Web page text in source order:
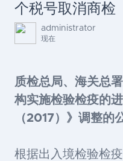
个税号取消商检
administrator
现在
质检总局、海关总
构实施检验检疫的
（2017）》调整的
根据出入境检验检疫